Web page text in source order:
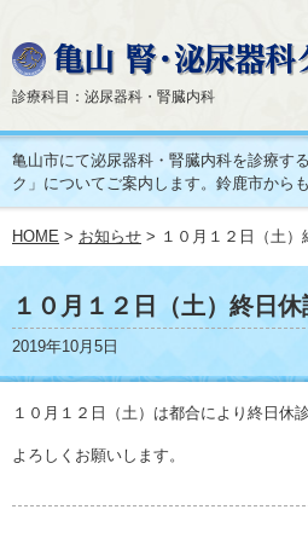
診療科目：泌尿器科・腎臓内科
亀山市にて泌尿器科・腎臓内科を診療す
ク」についてご案内します。鈴鹿市から
HOME > お知らせ > １０月１２日（土）
１０月１２日（土）終日休
2019年10月5日
１０月１２日（土）は都合により終日休
よろしくお願いします。